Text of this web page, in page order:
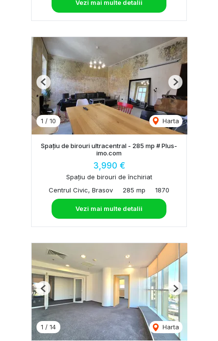
Vezi mai multe detalii
1 / 10 Harta
Previous Next
Spațiu de birouri ultracentral - 285 mp # Plus-
imo.com
3,990 €
Spațiu de birouri de închiriat
Centrul Civic, Brasov
285 mp 1870
Vezi mai multe detalii
1 / 14 Harta
Previous Next